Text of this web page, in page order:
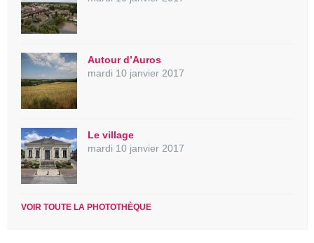
Autour d’Auros
mardi 10 janvier 2017
Le village
mardi 10 janvier 2017
VOIR TOUTE LA PHOTOTHÈQUE